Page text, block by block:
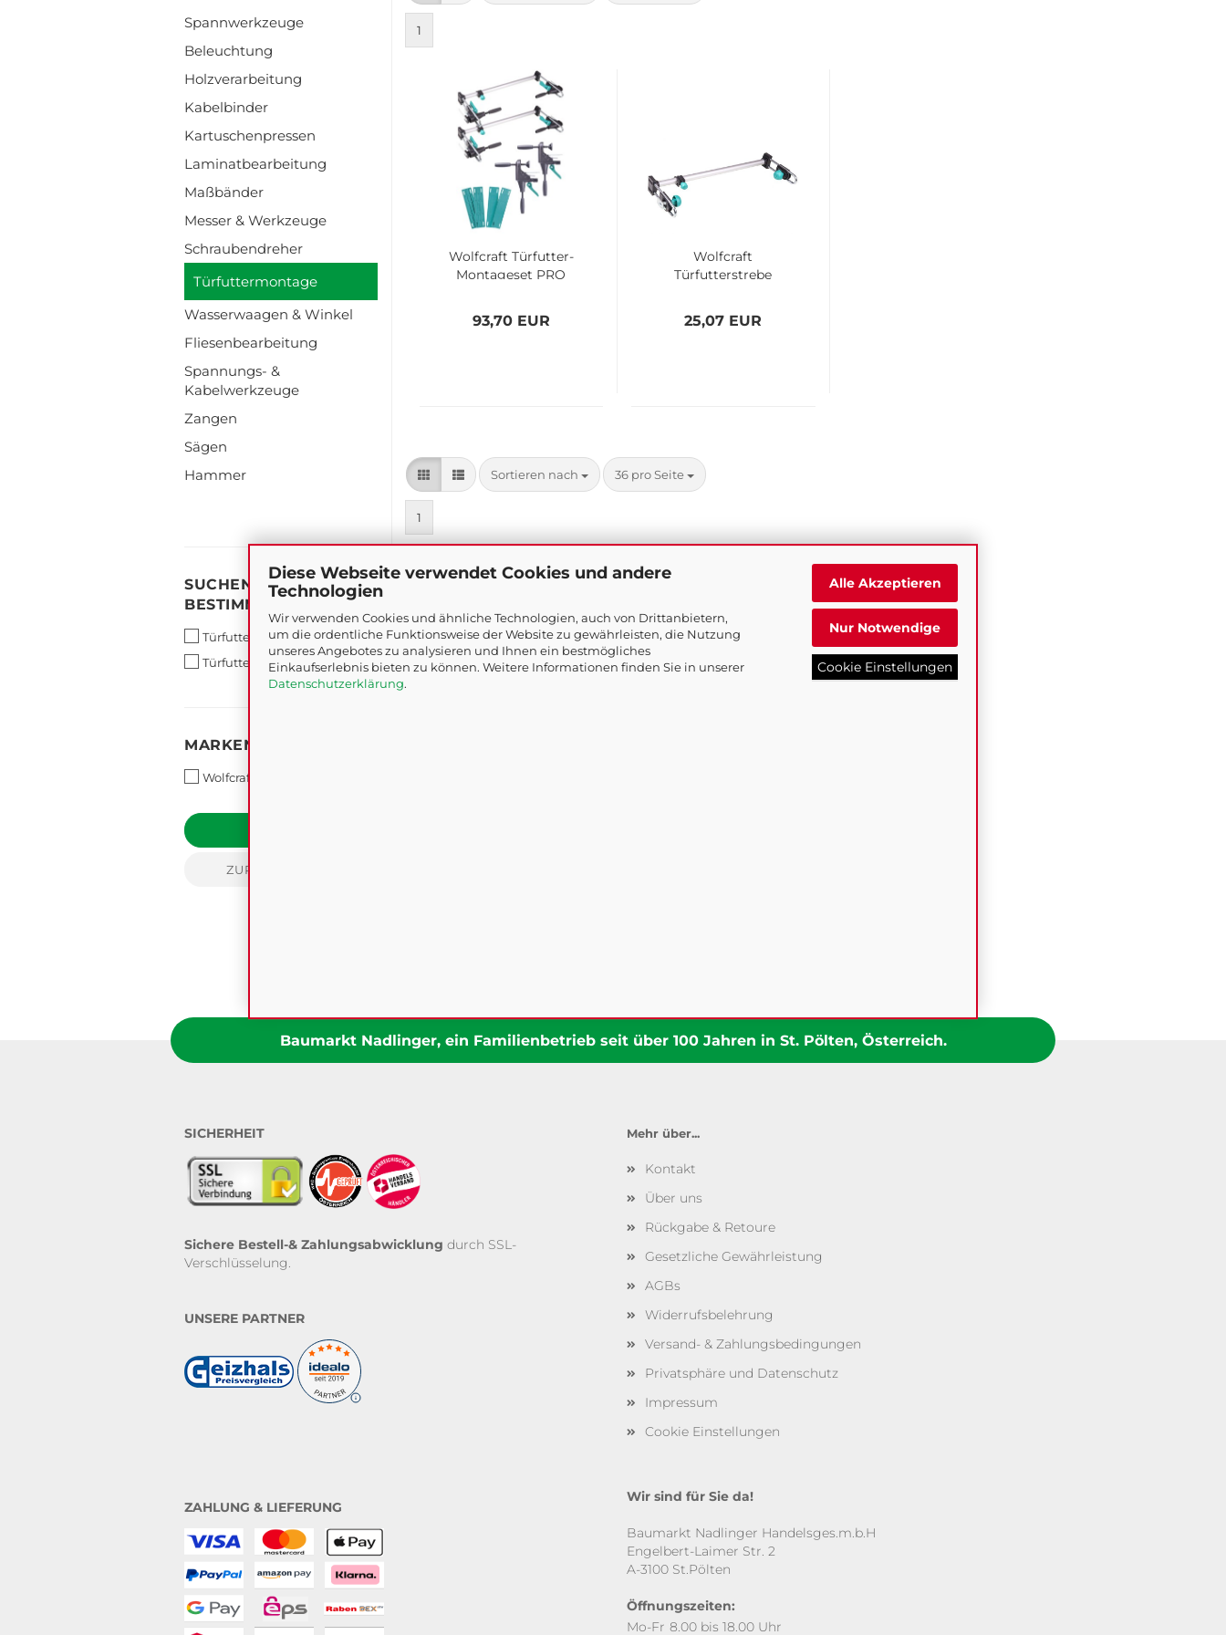
Diese Webseite verwendet Cookies und andere
Technologien
Wir verwenden Cookies und ähnliche Technologien, auch von Drittanbietern,
um die ordentliche Funktionsweise der Website zu gewährleisten, die Nutzung
unseres Angebotes zu analysieren und Ihnen ein bestmögliches
Einkaufserlebnis bieten zu können. Weitere Informationen finden Sie in unserer
Datenschutzerklärung.
Alle Akzeptieren
Nur Notwendige
Cookie Einstellungen
Spannwerkzeuge
Beleuchtung
Holzverarbeitung
Kabelbinder
Kartuschenpressen
Laminatbearbeitung
Maßbänder
Messer & Werkzeuge
Schraubendreher
Türfuttermontage
Wasserwaagen & Winkel
Fliesenbearbeitung
Spannungs- &
Kabelwerkzeuge
Zangen
Sägen
Hammer
SUCHEN
SIE
ETWAS
BESTIMMTES?
SUCHEN SIE ETWAS
BESTIMMTES?
Türfuttermontage-Set
Türfutterstrebe
MARKEN
MARKEN
Wolfcraft
ZURÜCKSETZEN
1
Wolfcraft Türfutter-
Montageset PRO
93,70 EUR
Wolfcraft
Türfutterstrebe
25,07 EUR
Sortieren nach
Sortieren nach 36 pro Seite
pro Seite
1
1bis
Baumarkt Nadlinger, ein Familienbetrieb seit über 100 Jahren in St. Pölten, Österreich.
SICHERHEIT
Sichere Bestell-& Zahlungsabwicklung durch SSL-
Verschlüsselung.
UNSERE PARTNER
Mehr über...
Kontakt
Über uns
Rückgabe & Retoure
Gesetzliche Gewährleistung
AGBs
Widerrufsbelehrung
Versand- & Zahlungsbedingungen
Privatsphäre und Datenschutz
Impressum
Cookie Einstellungen
ZAHLUNG & LIEFERUNG
Wir sind für Sie da!
Baumarkt Nadlinger Handelsges.m.b.H
Engelbert-Laimer Str. 2
A-3100 St.Pölten
Öffnungszeiten:
Mo-Fr 8.00 bis 18.00 Uhr